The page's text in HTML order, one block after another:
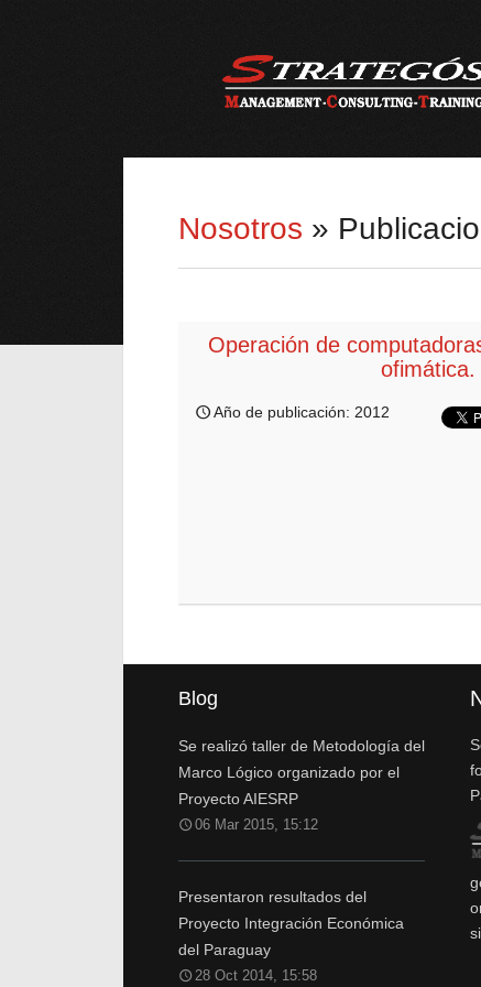
Nosotros »
Operación de
ofimática.
Año de publicación: 2012
Blog
Se realizó taller de Metodología del
Marco Lógico organizado por el
Proyecto AIESRP
06 Mar 2015, 15:12
Presentaron resultados del
Proyecto Integración Económica
del Paraguay
28 Oct 2014, 15:58